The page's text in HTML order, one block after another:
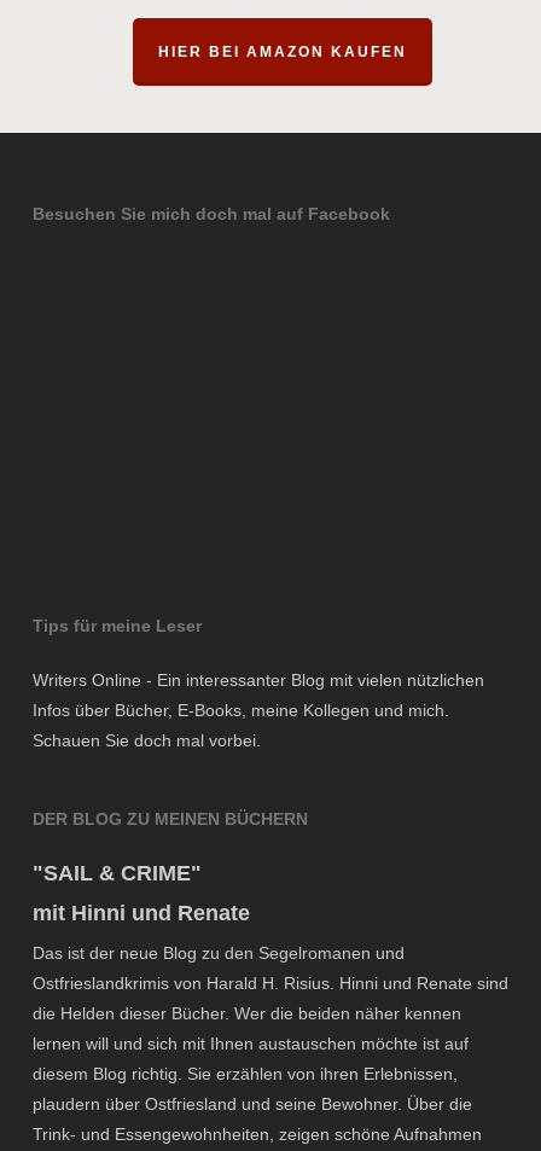
HIER BEI AMAZON KAUFEN
Besuchen Sie mich doch mal auf Facebook
Tips für meine Leser
Writers Online - Ein interessanter Blog mit vielen nützlichen
Infos über Bücher, E-Books, meine Kollegen und mich.
Schauen Sie doch mal vorbei.
DER BLOG ZU MEINEN BÜCHERN
"SAIL & CRIME"
mit Hinni und Renate
Das ist der neue Blog zu den Segelromanen und
Ostfrieslandkrimis von Harald H. Risius. Hinni und Renate sind
die Helden dieser Bücher. Wer die beiden näher kennen
lernen will und sich mit Ihnen austauschen möchte ist auf
diesem Blog richtig. Sie erzählen von ihren Erlebnissen,
plaudern über Ostfriesland und seine Bewohner. Über die
Trink- und Essengewohnheiten, zeigen schöne Aufnahmen